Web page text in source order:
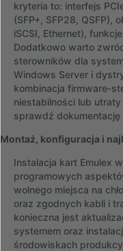
kryteria to: interfejs
(SFP+, SFP28, QSFP),
iSCSI, Ethernet),
Dodatkowo warto
sterowników dla
Windows Server i
kombinacja
niestabilności lub
sprawdź
Montaż, konfiguracja i
Instalacja kart Emulex
programowych
wolnego miejsca na
oraz zgodnych kabli i
konieczna jest
systemem oraz
środowiskach